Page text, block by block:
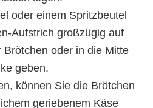
oder einem Spritzbeutel
Aufstrich großzügig auf
Brötchen oder in die Mitte
geben.
können Sie die Brötchen
geriebenem Käse